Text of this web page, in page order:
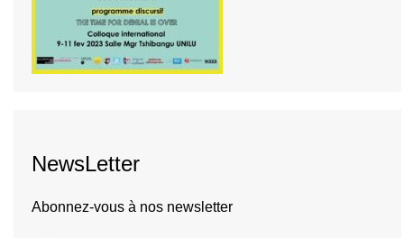
NewsLetter
Abonnez-vous à nos newsletter